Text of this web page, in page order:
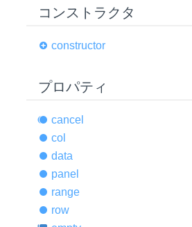
コンストラクタ
constructor
プロパティ
cancel
col
data
panel
range
row